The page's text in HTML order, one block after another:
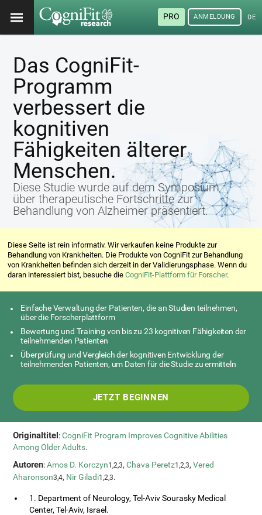
PRO ANMELDUNG
Das CogniFit-
Programm
verbessert die
kognitiven
Fähigkeiten älterer
Menschen.
Diese Studie wurde auf dem Symposium
über therapeutische Fortschritte zur
Behandlung von Alzheimer präsentiert.
Diese Seite ist rein informativ. Wir verkaufen keine Produkte zur
Behandlung von Krankheiten. Die Produkte von CogniFit zur Behandlung
von Krankheiten befinden sich derzeit in der Validierungsphase. Wenn du
daran interessiert bist, besuche dieCogniFit-Plattform für Forscher.
Einfache Verwaltung der Patienten, die an Studien teilnehmen,
über die Forscherplattform
Bewertung und Training von bis zu 23 kognitiven Fähigkeiten der
teilnehmenden Patienten
Überprüfung und Vergleich der kognitiven Entwicklung der
teilnehmenden Patienten, um Daten für die Studie zu ermitteln
JETZT BEGINNEN
Originaltitel:CogniFit Program Improves Cognitive Abilities
Among Older Adults.
Autoren:Amos D. Korczyn1,2,3,Chava Peretz1,2,3,Vered
Aharonson3,4, Nir Giladi1,2,3.
1. Department of Neurology, Tel-Aviv Sourasky Medical
Center, Tel-Aviv, Israel.